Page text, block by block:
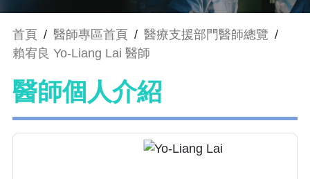
首頁 / 醫師專區首頁 / 醫療支援部門醫師總覽 /
賴宥良 Yo-Liang Lai 醫師
醫師個人介紹